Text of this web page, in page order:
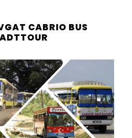
CABRIO BUS